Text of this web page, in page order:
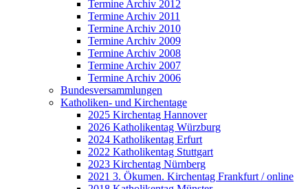
Termine Archiv 2012
Termine Archiv 2011
Termine Archiv 2010
Termine Archiv 2009
Termine Archiv 2008
Termine Archiv 2007
Termine Archiv 2006
Bundesversammlungen
Katholiken- und Kirchentage
2025 Kirchentag Hannover
2026 Katholikentag Würzburg
2024 Katholikentag Erfurt
2022 Katholikentag Stuttgart
2023 Kirchentag Nürnberg
2021 3. Ökumen. Kirchentag Frankfurt / online